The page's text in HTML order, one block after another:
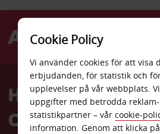
AvisHyrbil Grand
Coconut Hotel
Cookie Policy
Vi använder cookies för att visa
erbjudanden, för statistik och
upplevelser på vår webbplats.
uppgifter med betrodda
statistikpartner – vår cookie-
information. Genom att klicka på